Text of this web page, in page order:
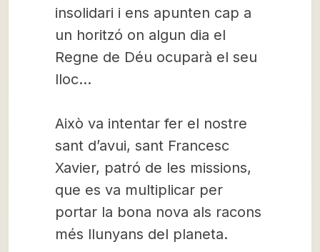
insolidari i ens apunten cap a
un horitzó on algun dia el
Regne de Déu ocuparà el seu
lloc…
Això va intentar fer el nostre
sant d’avui, sant Francesc
Xavier, patró de les missions,
que es va multiplicar per
portar la bona nova als racons
més llunyans del planeta.